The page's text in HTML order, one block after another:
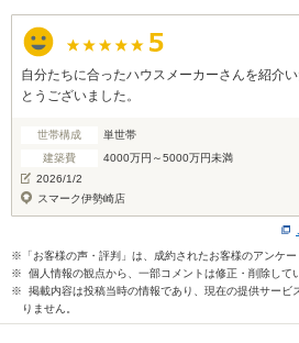
自分たちに合ったハウスメーカーさんを紹介
とうございました。
世帯構成
単世帯
建築費
4000万円～5000万円未満
2026/1/2
スマーク伊勢崎店
※「お客様の声・評判」は、成約されたお客様のアンケー
※ 個人情報の観点から、一部コメントは修正・削除して
※ 掲載内容は投稿当時の情報であり、現在の提供サービ
りません。